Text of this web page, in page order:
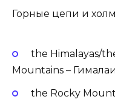
Горные цепи и
the Himalayas/
Mountains –
the Rocky